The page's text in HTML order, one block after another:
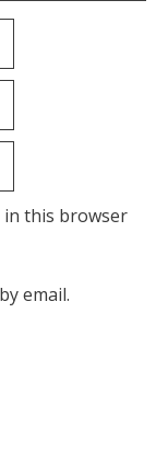
in this browser
email.